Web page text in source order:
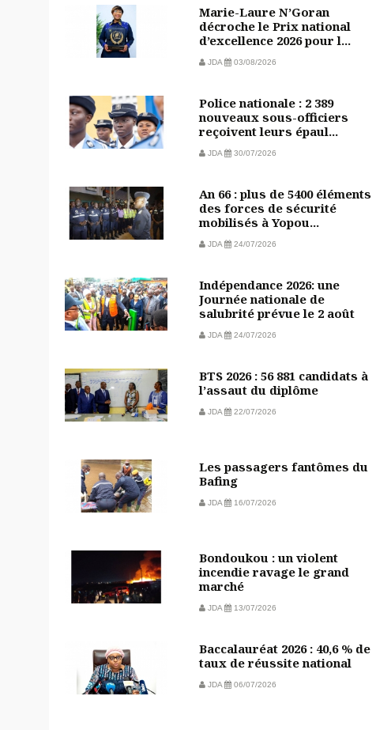
Marie-Laure N’Goran
décroche le Prix national
d’excellence 2026 pour l...
JDA 03/08/2026
Police nationale : 2 389
nouveaux sous-officiers
reçoivent leurs épaul...
JDA 30/07/2026
An 66 : plus de 5400 éléments
des forces de sécurité
mobilisés à Yopou...
JDA 24/07/2026
Indépendance 2026: une
Journée nationale de
salubrité prévue le 2 août
JDA 24/07/2026
BTS 2026 : 56 881 candidats à
l’assaut du diplôme
JDA 22/07/2026
Les passagers fantômes du
Bafing
JDA 16/07/2026
Bondoukou : un violent
incendie ravage le grand
marché
JDA 13/07/2026
Baccalauréat 2026 : 40,6 % de
taux de réussite national
JDA 06/07/2026